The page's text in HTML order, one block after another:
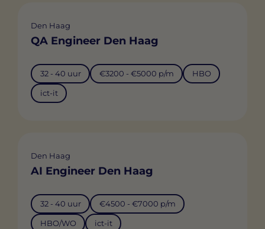
Den Haag
QA Engineer Den Haag
32 - 40 uur €3200 - €5000 p/m HBO
ict-it
Den Haag
AI Engineer Den Haag
32 - 40 uur €4500 - €7000 p/m
HBO/WO ict-it